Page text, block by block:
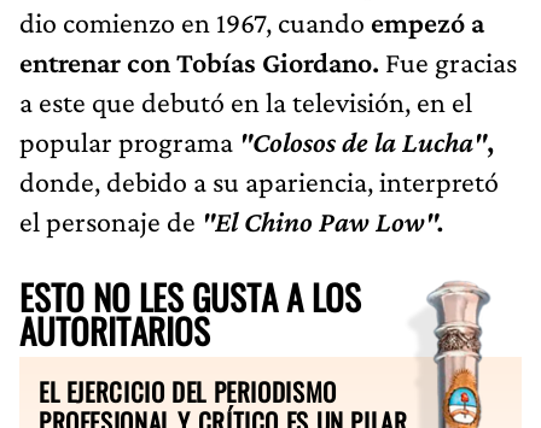
dio comienzo en 1967, cuando empezó a
entrenar con Tobías Giordano. Fue gracias
a este que debutó en la televisión, en el
popular programa "Colosos de la Lucha",
donde, debido a su apariencia, interpretó
el personaje de "El Chino Paw Low".
ESTO NO LES GUSTA A LOS
AUTORITARIOS
EL EJERCICIO DEL PERIODISMO